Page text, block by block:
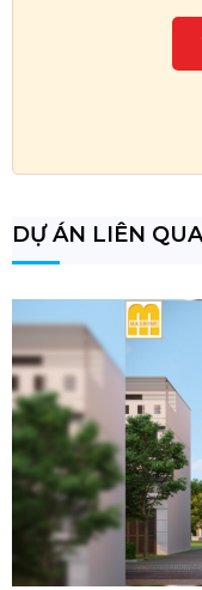
DỰ ÁN LIÊN